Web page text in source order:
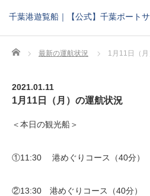
千葉港遊覧船｜【公式】千葉ポート
Home 最新の運航状況 1月11日（
2021.01.11
1月11日（月）の運航状況
＜本日の観光船＞
①11:30 港めぐりコース（40分）
②13:30 港めぐりコース（40分）